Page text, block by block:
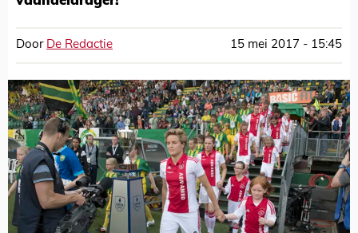
Door De Redactie 15 mei 2017 - 15:45